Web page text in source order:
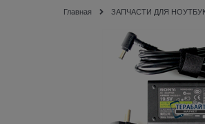
Главная ЗАПЧАСТИ ДЛЯ